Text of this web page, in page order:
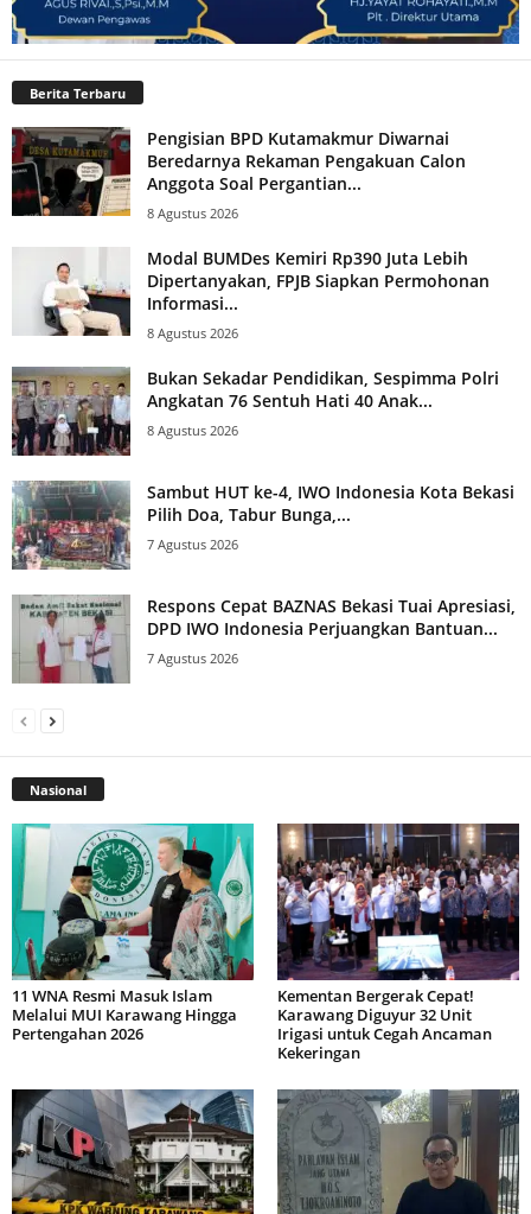
Berita Terbaru
Pengisian BPD Kutamakmur Diwarnai
Beredarnya Rekaman Pengakuan Calon
Anggota Soal Pergantian...
8 Agustus 2026
Modal BUMDes Kemiri Rp390 Juta Lebih
Dipertanyakan, FPJB Siapkan Permohonan
Informasi...
8 Agustus 2026
Bukan Sekadar Pendidikan, Sespimma Polri
Angkatan 76 Sentuh Hati 40 Anak...
8 Agustus 2026
Sambut HUT ke-4, IWO Indonesia Kota Bekasi
Pilih Doa, Tabur Bunga,...
7 Agustus 2026
Respons Cepat BAZNAS Bekasi Tuai Apresiasi,
DPD IWO Indonesia Perjuangkan Bantuan...
7 Agustus 2026
Nasional
11 WNA Resmi Masuk Islam
Melalui MUI Karawang Hingga
Pertengahan 2026
Kementan Bergerak Cepat!
Karawang Diguyur 32 Unit
Irigasi untuk Cegah Ancaman
Kekeringan